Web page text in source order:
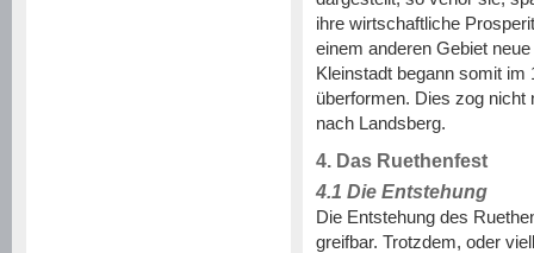
ihre wirtschaftliche
einem anderen Gebiet
Kleinstadt begann somit
überformen. Dies zog nicht
nach Landsberg.
4. Das Ruethenfest
4.1 Die Entstehung
Die Entstehung des
greifbar. Trotzdem, oder